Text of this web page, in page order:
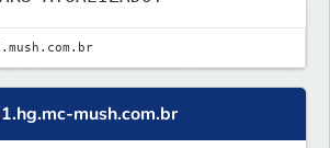
mush.com.br